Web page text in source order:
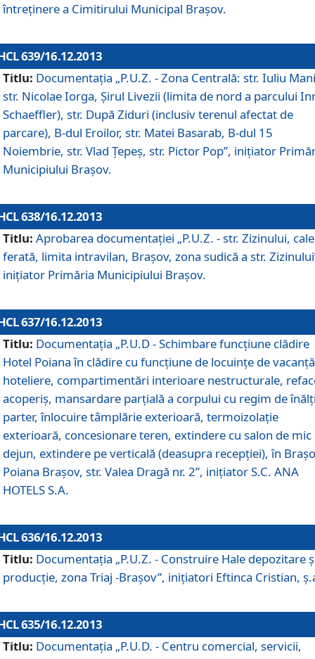
întreţinere a Cimitirului Municipal Braşov.
639/16.12.2013
Titlu: Documentaţia „P.U.Z. - Zona Centrală: str. Iuliu
str. Nicolae Iorga, Şirul Livezii (limita de nord a parcului
Schaeffler), str. După Ziduri (inclusiv terenul afectat de
parcare), B-dul Eroilor, str. Matei Basarab, B-dul 15
Noiembrie, str. Vlad Ţepeş, str. Pictor Pop”, iniţiator
Municipiului Braşov.
638/16.12.2013
Titlu: Aprobarea documentaţiei „P.U.Z. - str. Zizinului,
ferată, limita intravilan, Braşov, zona sudică a str.
iniţiator Primăria Municipiului Braşov.
637/16.12.2013
Titlu: Documentaţia „P.U.D - Schimbare funcţiune clădire
Hotel Poiana în clădire cu funcţiune de locuinţe de
hoteliere, compartimentări interioare nestructurale,
acoperiş, mansardare parţială a corpului cu regim de
parter, înlocuire tâmplărie exterioară, termoizolaţie
exterioară, concesionare teren, extindere cu salon de mic
dejun, extindere pe verticală (deasupra recepţiei), în
Poiana Braşov, str. Valea Dragă nr. 2”, iniţiator S.C. ANA
HOTELS S.A.
636/16.12.2013
Titlu: Documentaţia „P.U.Z. - Construire Hale depozitare
producţie, zona Triaj -Braşov”, iniţiatori Eftinca Cristian,
635/16.12.2013
Titlu: Documentaţia „P.U.D. - Centru comercial, servicii,